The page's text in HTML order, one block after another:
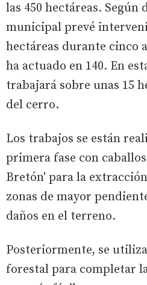
las 450 hectáreas.
municipal prevé
hectáreas durante cinco
ha actuado en 140. En
trabajará sobre unas 15
del cerro.
Los trabajos se están
primera fase con
Bretón' para la
zonas de mayor
daños en el terreno.
Posteriormente, se
forestal para completar